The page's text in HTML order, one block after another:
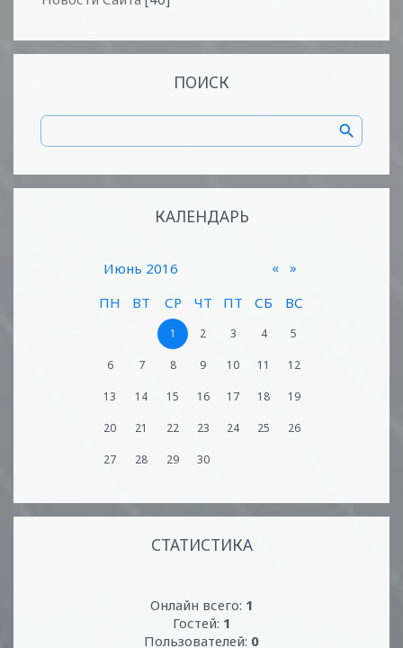
ПОИСК
КАЛЕНДАРЬ
«
Июнь 2016
»
ПН
ВТ СР ЧТ ПТ СБ ВС
1 2 3 4 5
6 7 8 9 10 11 12
13 14 15 16 17 18 19
20 21 22 23 24 25 26
27 28 29 30
СТАТИСТИКА
Онлайн всего: 1
Гостей: 1
Пользователей: 0